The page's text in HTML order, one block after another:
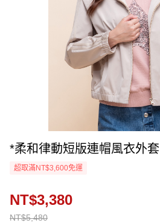
*柔和律動短版連帽風衣外套
超取滿NT$3,600免運
NT$5,480
NT$3,380